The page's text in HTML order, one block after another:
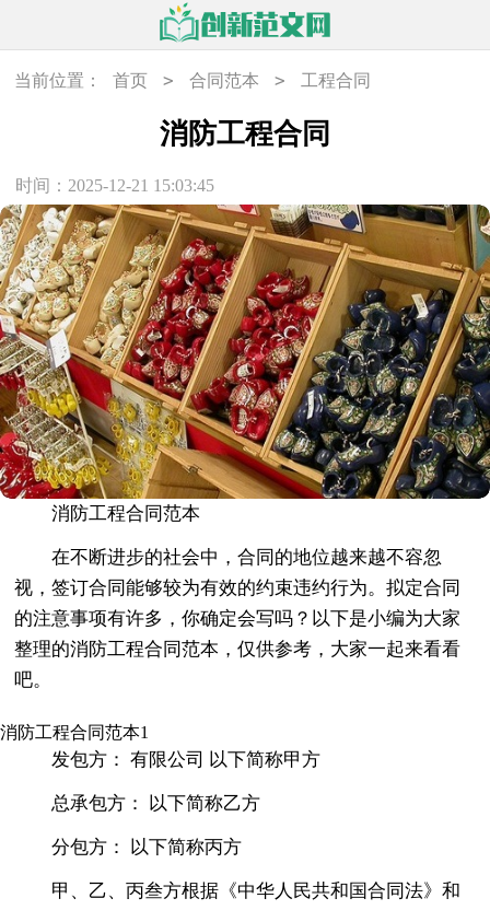
当前位置： 首页 > 合同范本 > 工程合同
消防工程合同
时间：2025-12-21 15:03:45
消防工程合同范本
在不断进步的社会中，合同的地位越来越不容忽
视，签订合同能够较为有效的约束违约行为。拟定合同
的注意事项有许多，你确定会写吗？以下是小编为大家
整理的消防工程合同范本，仅供参考，大家一起来看看
吧。
消防工程合同范本1
发包方： 有限公司 以下简称甲方
总承包方： 以下简称乙方
分包方： 以下简称丙方
甲、乙、丙叁方根据《中华人民共和国合同法》和